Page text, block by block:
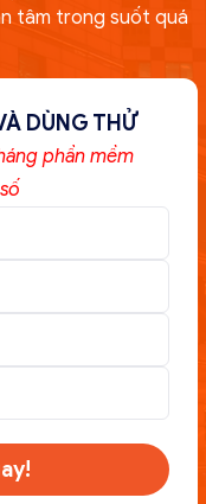
tâm trong suốt quá
DÙNG THỬ
phần mềm